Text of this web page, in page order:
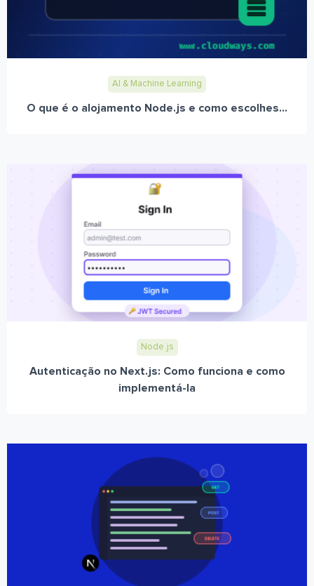
AI & Machine Learning
O que é o alojamento Node.js e como escolhes...
Node.js
Autenticação no Next.js: Como funciona e como
implementá-la